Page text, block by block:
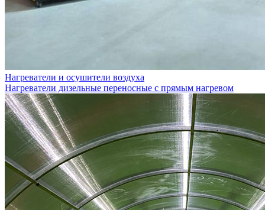
Нагреватели и осушители воздуха
Нагреватели дизельные переносные с прямым нагревом